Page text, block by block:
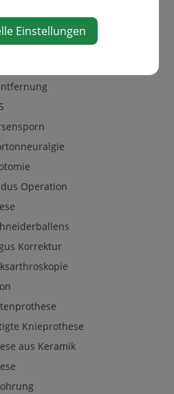
Operation
Korrektur
Knieprothese
aus Keramik
Einstellungen